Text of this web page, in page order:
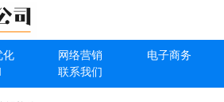
化 网络营销
电子商务
联系我们